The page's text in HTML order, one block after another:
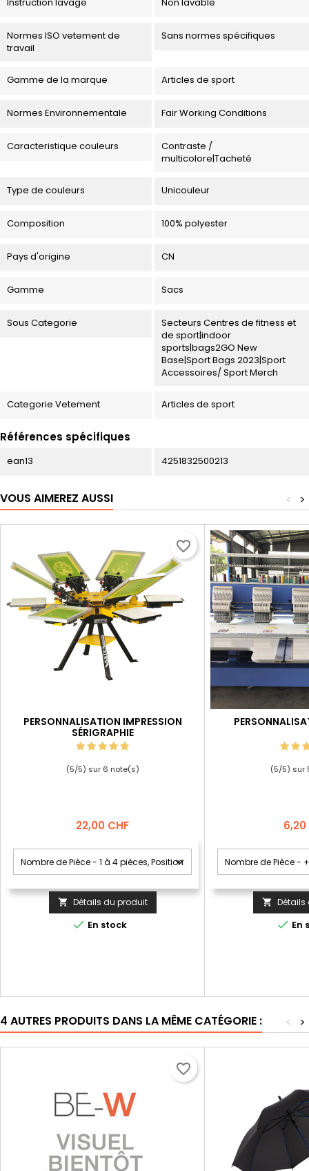
Normes ISO vetement de
travail
Sans normes spécifiques
Gamme de la marque Articles de sport
Normes Environnementale Fair Working Conditions
Caracteristique couleurs
Contraste /
multicolore|Tacheté
Type de couleurs Unicouleur
Composition 100% polyester
Pays d'origine CN
Gamme Sacs
Sous Categorie
Secteurs Centres de fitness et
de sport|indoor
sports|bags2GO New
Base|Sport Bags 2023|Sport
Accessoires/ Sport Merch
Categorie Vetement Articles de sport
Références spécifiques
ean13 4251832500213
VOUS AIMEREZ AUSSI >
<
PERSONNALISATION IMPRESSION
SÉRIGRAPHIE
(5/5) sur 6 note(s)
Prix
22,00 CHF
 Détails du produit
 En stock
favorite_border
(5/5) sur
Prix
6,20
 Détails
 En
4 AUTRES PRODUITS DANS LA MÊME CATÉGORIE : >
<
favorite_border